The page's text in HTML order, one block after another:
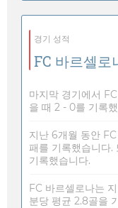
경기 성적
FC 바르셀로
마지막 경기에서
을 때 2 - 0를 기록
지난 6개월 동안
패를 기록했습니다.
기록했습니다.
FC 바르셀로나는
분당 평균 2.8골을